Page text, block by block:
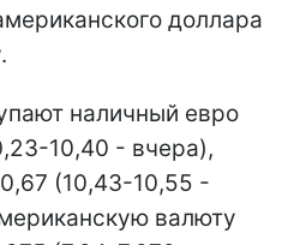
доллара
наличный евро
10,40 - вчера),
(10,43-10,55 -
валюту